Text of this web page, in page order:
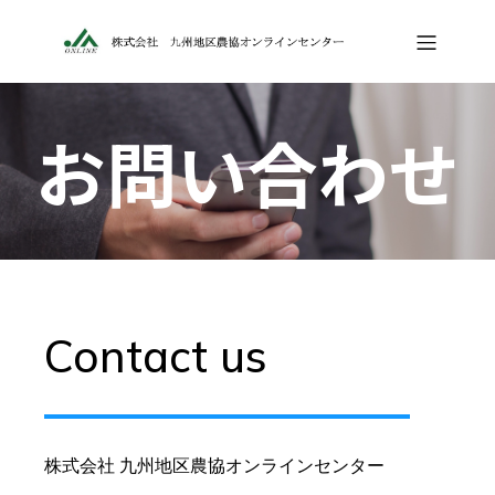
お問い合わせ
Contact us
株式会社 九州地区農協オンラインセンター